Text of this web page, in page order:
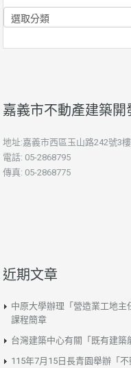
分
類
嘉義市不動產建築
地址:嘉義市西區玉山路242號3
電話: 05-2868795
傳真: 05-2868775
近期文章
中原大學辦理「營造業工地
課程簡章
台灣建築中心有關「既有建
115年7月15日長青園舉辦「